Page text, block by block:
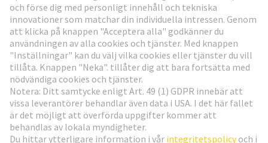
Gå till registrering
Social Media